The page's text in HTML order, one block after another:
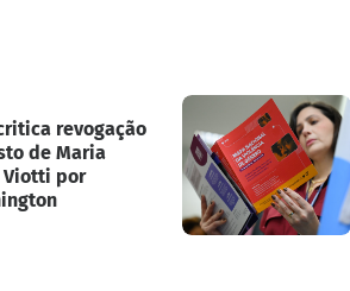
revogação
de Maria
Viotti por